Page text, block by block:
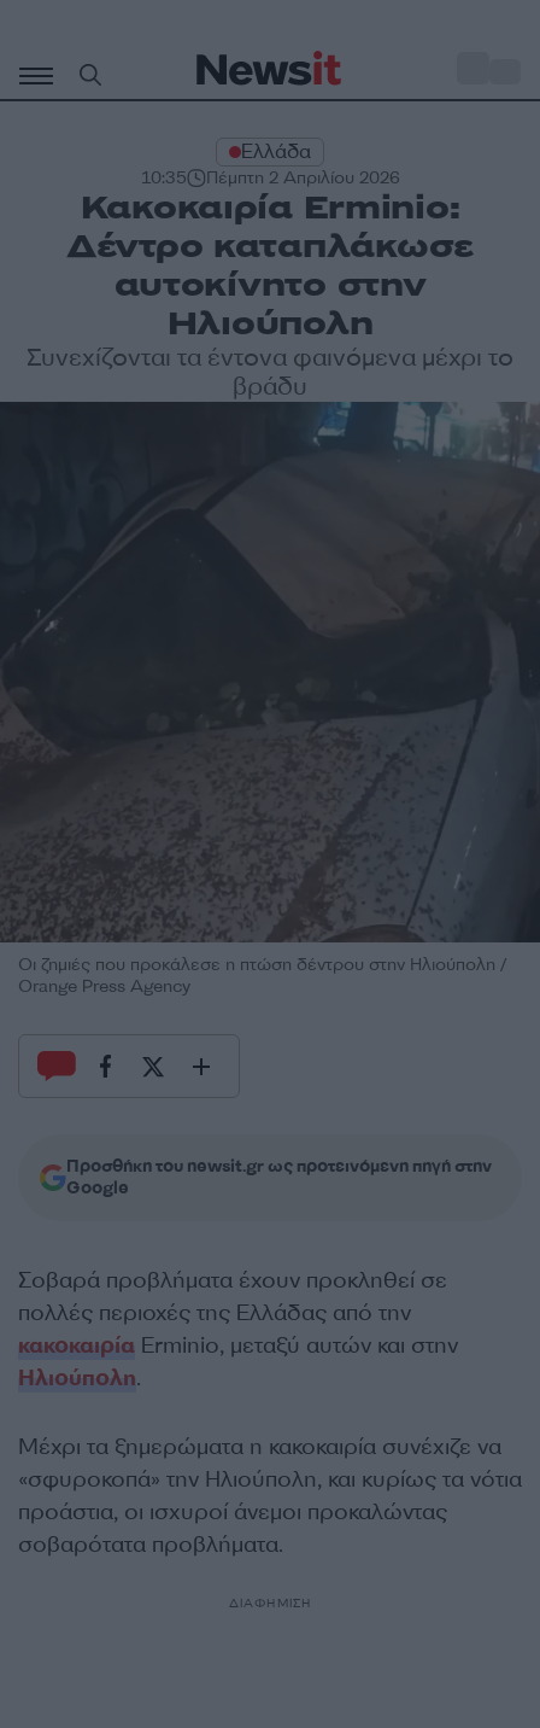
περιεχόμενο
Ελλάδα
10:35 Πέμπτη 2 Απριλίου 2026
Κακοκαιρία Erminio:
Δέντρο καταπλάκωσε
αυτοκίνητο στην
Ηλιούπολη
Συνεχίζονται τα έντονα φαινόμενα μέχρι το
βράδυ
Οι ζημιές που προκάλεσε η πτώση δέντρου στην Ηλιούπολη /
Orange Press Agency
Προσθήκη του newsit.gr ως προτεινόμενη πηγή στην
Google
Σοβαρά προβλήματα έχουν προκληθεί σε
πολλές περιοχές της Ελλάδας από την
κακοκαιρία Erminio, μεταξύ αυτών και στην
Ηλιούπολη.
Μέχρι τα ξημερώματα η κακοκαιρία συνέχιζε να
«σφυροκοπά» την Ηλιούπολη, και κυρίως τα νότια
προάστια, οι ισχυροί άνεμοι προκαλώντας
σοβαρότατα προβλήματα.
ΔΙΑΦΗΜΙΣΗ